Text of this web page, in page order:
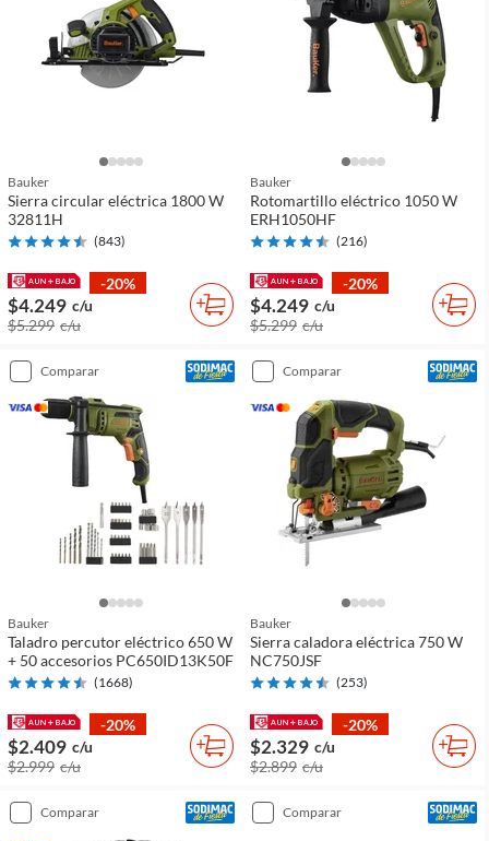
Bauker
Sierra circular eléctrica 1800 W
32811H
(843)
-20%
$4.249 c/u
$5.299 c/u
Bauker
Rotomartillo eléctrico 1050 W
ERH1050HF
(216)
-20%
$4.249 c/u
$5.299 c/u
comparar
Bauker
Taladro percutor eléctrico 650 W
+ 50 accesorios PC650ID13K50F
(1668)
-20%
$2.409 c/u
$2.999 c/u
comparar
Bauker
Sierra caladora eléctrica 750 W
NC750JSF
(253)
-20%
$2.329 c/u
$2.899 c/u
comparar comparar